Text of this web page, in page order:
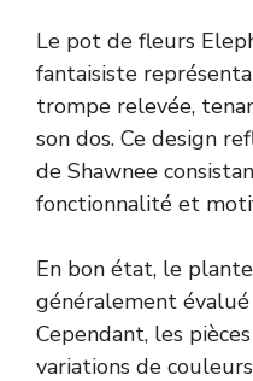
Le pot de fleurs
fantaisiste
trompe relevée,
son dos. Ce design
de Shawnee
fonctionnalité et
En bon état, le
généralement
Cependant, les
variations de